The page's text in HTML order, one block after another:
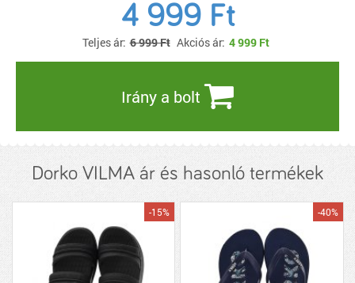
4 999 Ft
Teljes ár: 6 999 Ft Akciós ár: 4 999 Ft
Irány a bolt
Dorko VILMA ár és hasonló termékek
-15% -40%